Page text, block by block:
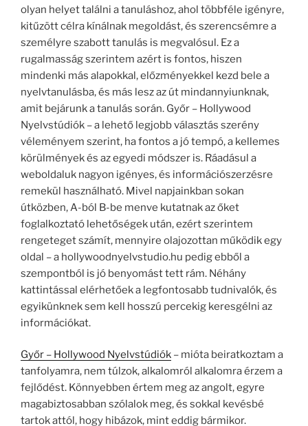
olyan helyet találni a tanuláshoz, ahol többféle igényre,
kitűzött célra kínálnak megoldást, és szerencsémre a
személyre szabott tanulás is megvalósul. Ez a
rugalmasság szerintem azért is fontos, hiszen
mindenki más alapokkal, előzményekkel kezd bele a
nyelvtanulásba, és más lesz az út mindannyiunknak,
amit bejárunk a tanulás során. Győr – Hollywood
Nyelvstúdiók – a lehető legjobb választás szerény
véleményem szerint, ha fontos a jó tempó, a kellemes
körülmények és az egyedi módszer is. Ráadásul a
weboldaluk nagyon igényes, és információszerzésre
remekül használható. Mivel napjainkban sokan
útközben, A-ból B-be menve kutatnak az őket
foglalkoztató lehetőségek után, ezért szerintem
rengeteget számít, mennyire olajozottan működik egy
oldal – a hollywoodnyelvstudio.hu pedig ebből a
szempontból is jó benyomást tett rám. Néhány
kattintással elérhetőek a legfontosabb tudnivalók, és
egyikünknek sem kell hosszú percekig keresgélni az
információkat.
Győr – Hollywood Nyelvstúdiók – mióta beiratkoztam a
tanfolyamra, nem túlzok, alkalomról alkalomra érzem a
fejlődést. Könnyebben értem meg az angolt, egyre
magabiztosabban szólalok meg, és sokkal kevésbé
tartok attól, hogy hibázok, mint eddig bármikor.